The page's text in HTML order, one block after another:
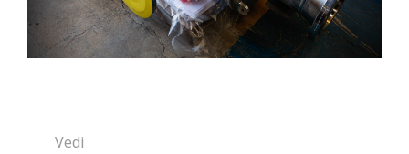
Vedi